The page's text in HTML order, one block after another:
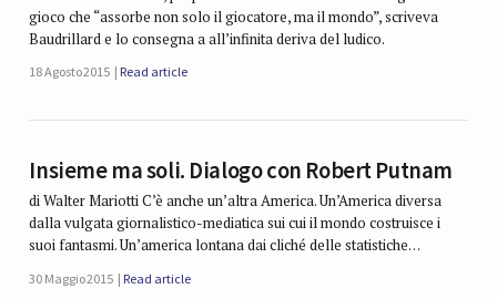
gioco che “assorbe non solo il giocatore, ma il mondo”, scriveva
Baudrillard e lo consegna a all’infinita deriva del ludico.
18 Agosto 2015 Read article
Insieme ma soli. Dialogo con Robert Putnam
di Walter Mariotti C’è anche un’altra America. Un’America diversa
dalla vulgata giornalistico-mediatica sui cui il mondo costruisce i
suoi fantasmi. Un’america lontana dai cliché delle statistiche…
30 Maggio 2015 Read article